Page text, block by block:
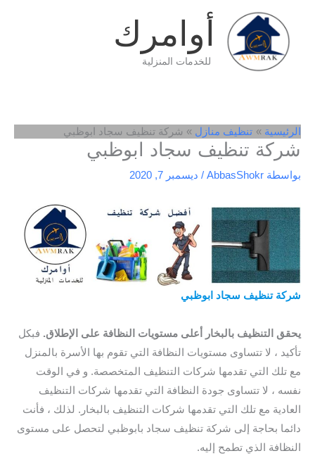
المحتوى
أوامرك
للخدمات المنزلية
الرئيسية تنظيف منازل شركة تنظيف سجاد ابوظبي
شركة تنظيف سجاد ابوظبي
بواسطة AbbasShokr
/ ديسمبر 7, 2020
شركة تنظيف سجاد ابوظبي
يحقق التنظيف بالبخار أعلى مستويات النظافة على الإطلاق. فبكل
تأكيد ، لا تتساوى مستويات النظافة التي تقوم بها الأسرة بالمنزل
مع تلك التي تقدمها شركات التنظيف المتخصصة. و في الوقت
نفسه ، لا تتساوى جودة النظافة التي تقدمها شركات التنظيف
العادية مع تلك التي تقدمها شركات التنظيف بالبخار. لذلك ، فأنت
دائما بحاجة إلى شركة تنظيف سجاد بابوظبي لتحصل على مستوى
النظافة الذي تطمح إليه.